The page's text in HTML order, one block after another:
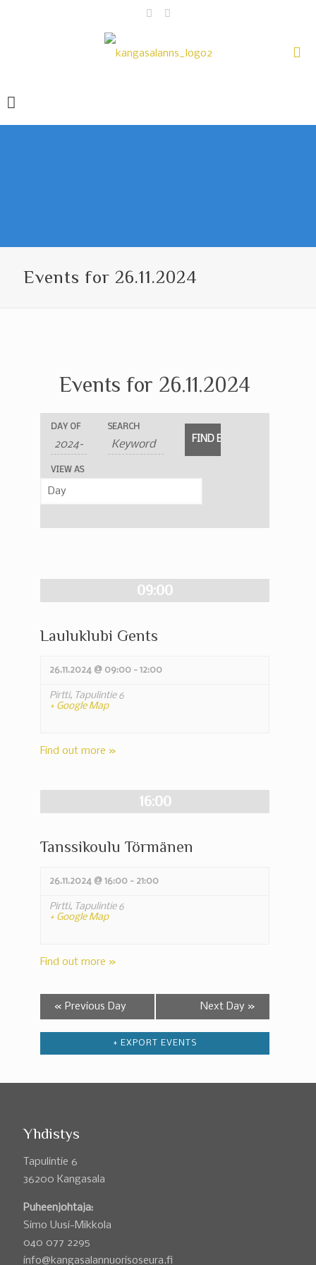
Events for 26.11.2024
Events for 26.11.2024
Events
Search
and
Views
Events
Search
DAY OF SEARCH
Event
Views
Navigation
VIEW AS
09:00
Lauluklubi Gents
26.11.2024 @ 09:00- 12:00
Pirtti, Tapulintie 6
+ Google Map
Find out more »
16:00
Tanssikoulu Törmänen
26.11.2024 @ 16:00- 21:00
Pirtti, Tapulintie 6
+ Google Map
Find out more »
« Previous Day Next Day »
+ EXPORT EVENTS
Yhdistys
Tapulintie 6
36200 Kangasala
Puheenjohtaja:
Simo Uusi-Mikkola
040 077 2295
info@kangasalannuorisoseura.fi